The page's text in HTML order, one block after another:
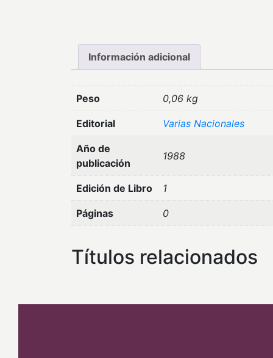
Información adicional
Peso 0,06 kg
Editorial Varias Nacionales
Año de
publicación
1988
Edición de Libro 1
Páginas 0
Títulos relacionados